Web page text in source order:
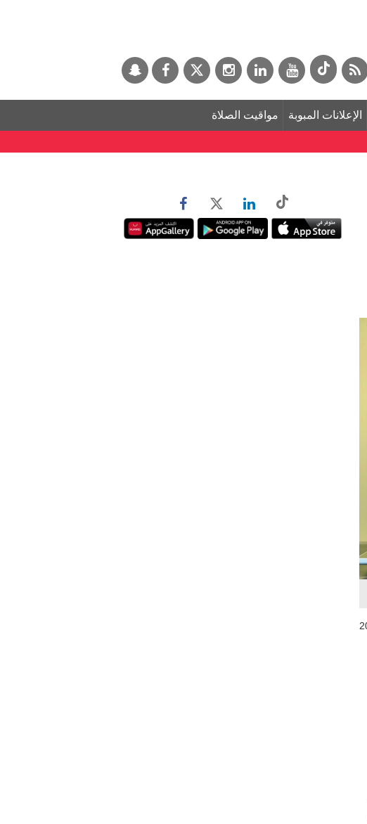
الإعلانات المبوبة مواقيت الصلاة